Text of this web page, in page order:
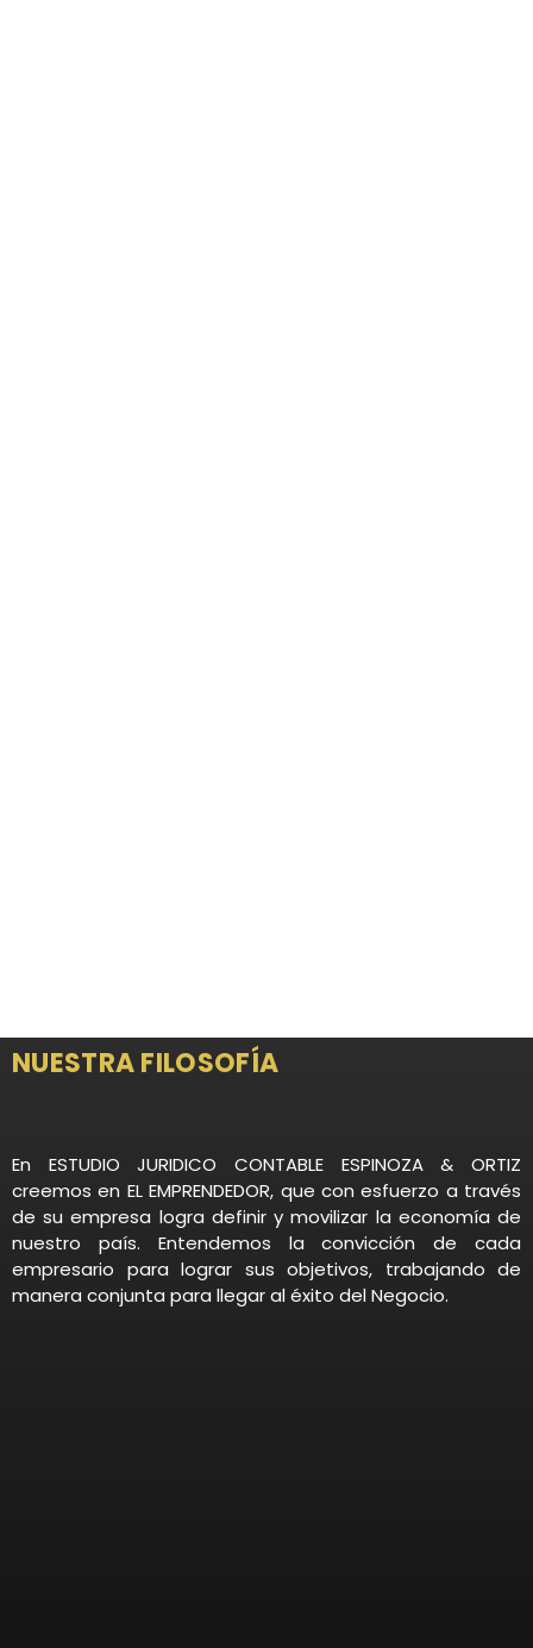
NUESTRA FILOSOFÍA
En ESTUDIO JURIDICO CONTABLE ESPINOZA & ORTIZ
creemos en EL EMPRENDEDOR, que con esfuerzo a través
de su empresa logra definir y movilizar la economía de
nuestro país. Entendemos la convicción de cada
empresario para lograr sus objetivos, trabajando de
manera conjunta para llegar al éxito del Negocio.